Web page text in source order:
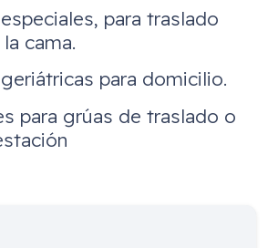
para traslado
cama.
para domicilio.
para grúas de traslado o